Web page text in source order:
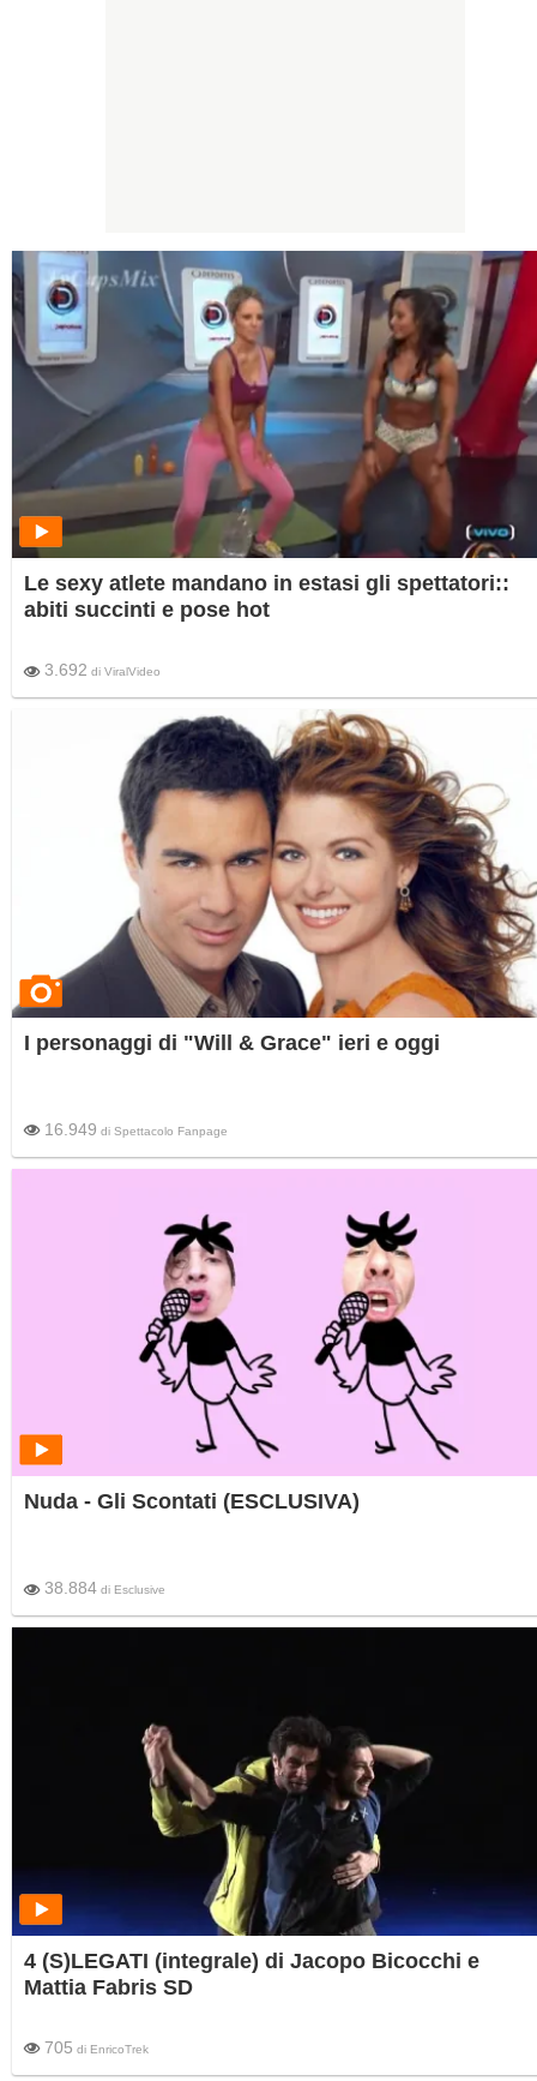
Le sexy atlete mandano in estasi gli spettatori::
abiti succinti e pose hot
3.692 di ViralVideo
I personaggi di "Will & Grace" ieri e oggi
16.949 di Spettacolo Fanpage
Nuda - Gli Scontati (ESCLUSIVA)
38.884 di Esclusive
4 (S)LEGATI (integrale) di Jacopo Bicocchi e
Mattia Fabris SD
705 di EnricoTrek